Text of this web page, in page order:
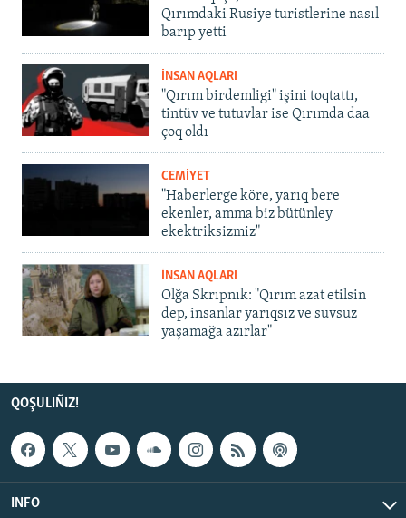
Qırımdaki Rusiye turistlerine nasıl
barıp yetti
İNSAN AQLARI
"Qırım birdemligi" işini toqtattı,
tintüv ve tutuvlar ise Qırımda daa
çoq oldı
CEMİYET
"Haberlerge köre, yarıq bere
ekenler, amma biz bütünley
ekektriksizmiz"
İNSAN AQLARI
Olğa Skrıpnık: "Qırım azat etilsin
dep, insanlar yarıqsız ve suvsuz
yaşamağa azırlar"
QOŞULIÑIZ!
INFO